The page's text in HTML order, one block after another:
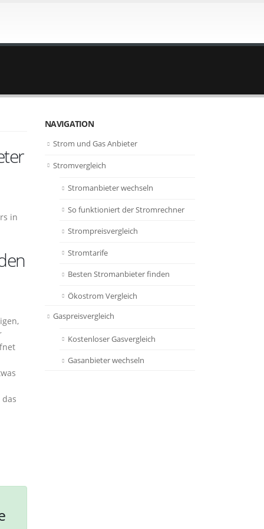
in
NAVIGATION
Strom und Gas Anbieter
Stromvergleich
Stromanbieter wechseln
So funktioniert der Stromrechner
Strompreisvergleich
Stromtarife
Besten Stromanbieter finden
Ökostrom Vergleich
Gaspreisvergleich
Kostenloser Gasvergleich
Gasanbieter wechseln